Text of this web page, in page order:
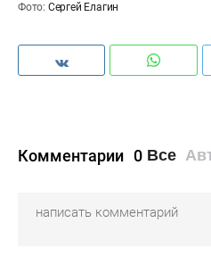
Фото: Сергей Елагин
Комментарии 0 Все